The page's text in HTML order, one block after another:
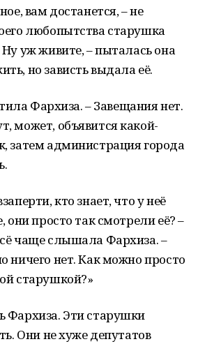
вам достанется, – не
любопытства старушка
уж живите, – пыталась она
но зависть выдала её.
Фархиза. – Завещания нет.
может, объявится какой-
затем администрация города
кто знает, что у неё
они просто так смотрели её? –
чаще слышала Фархиза. –
ничего нет. Как можно просто
старушкой?»
Фархиза. Эти старушки
Они не хуже депутатов